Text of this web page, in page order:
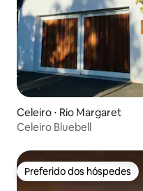
Celeiro ⋅ Rio Margaret
Celeiro Bluebell
Preferido dos hóspedes
Preferido dos hóspedes